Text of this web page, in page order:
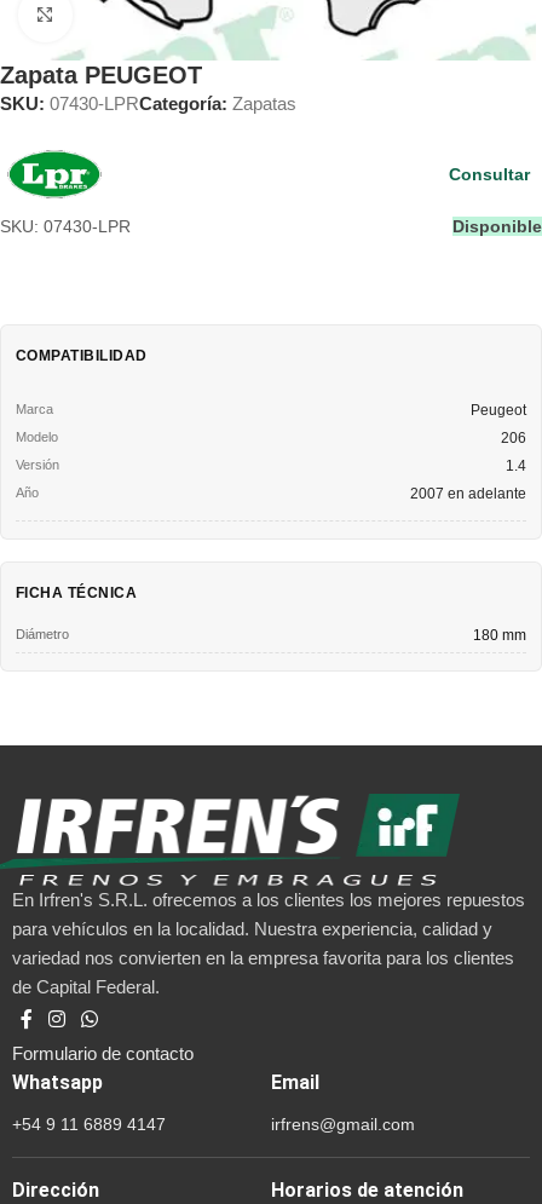
Clic para ampliar
Zapata PEUGEOT
SKU: 07430-LPRCategoría: Zapatas
SKU: 07430-LPR Disponible
Consultar
COMPATIBILIDAD
Peugeot
206
1.4
2007 en adelante
FICHA TÉCNICA
Diámetro 180 mm
En Irfren's S.R.L. ofrecemos a los clientes los mejores repuestos
para vehículos en la localidad. Nuestra experiencia, calidad y
variedad nos convierten en la empresa favorita para los clientes
de Capital Federal.
Formulario de contacto
Whatsapp
+54 9 11 6889 4147
Email
irfrens@gmail.com
Dirección Horarios de atención